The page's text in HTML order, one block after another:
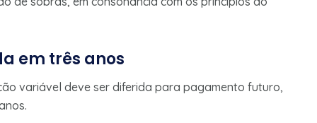
em três anos
variável deve ser diferida para pagamento futuro,